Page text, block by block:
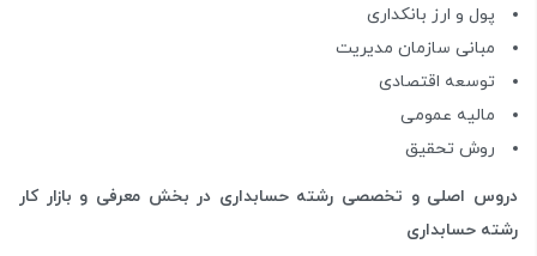
پول و ارز بانکداری
مبانی سازمان مدیریت
توسعه اقتصادی
مالیه عمومی
روش تحقیق
دروس‌ اصلی و تخصصی‌ رشته حسابداری در بخش معرفی و بازار کار
رشته حسابداری